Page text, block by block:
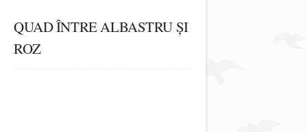
QUAD ÎNTRE ALBASTRU ȘI
ROZ